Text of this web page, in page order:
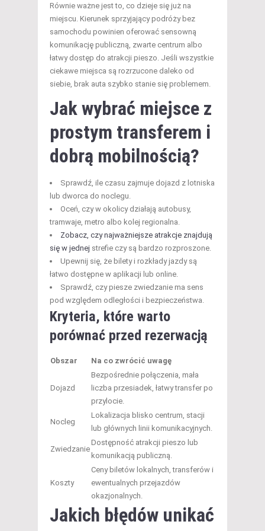
Równie ważne jest to, co dzieje się już na
miejscu. Kierunek sprzyjający podróży bez
samochodu powinien oferować sensowną
komunikację publiczną, zwarte centrum albo
łatwy dostęp do atrakcji pieszo. Jeśli wszystkie
ciekawe miejsca są rozrzucone daleko od
siebie, brak auta szybko stanie się problemem.
Jak wybrać miejsce z
prostym transferem i
dobrą mobilnością?
Sprawdź, ile czasu zajmuje dojazd z lotniska
lub dworca do noclegu.
Oceń, czy w okolicy działają autobusy,
tramwaje, metro albo kolej regionalna.
Zobacz, czy najważniejsze atrakcje znajdują
się w jednej strefie czy są bardzo rozproszone.
Upewnij się, że bilety i rozkłady jazdy są
łatwo dostępne w aplikacji lub online.
Sprawdź, czy piesze zwiedzanie ma sens
pod względem odległości i bezpieczeństwa.
Kryteria, które warto
porównać przed rezerwacją
Obszar Na co zwrócić uwagę
Dojazd
Bezpośrednie połączenia, mała
liczba przesiadek, łatwy transfer po
przylocie.
Nocleg
Lokalizacja blisko centrum, stacji
lub głównych linii komunikacyjnych.
Zwiedzanie
Dostępność atrakcji pieszo lub
komunikacją publiczną.
Koszty
Ceny biletów lokalnych, transferów i
ewentualnych przejazdów
okazjonalnych.
Jakich błędów unikać